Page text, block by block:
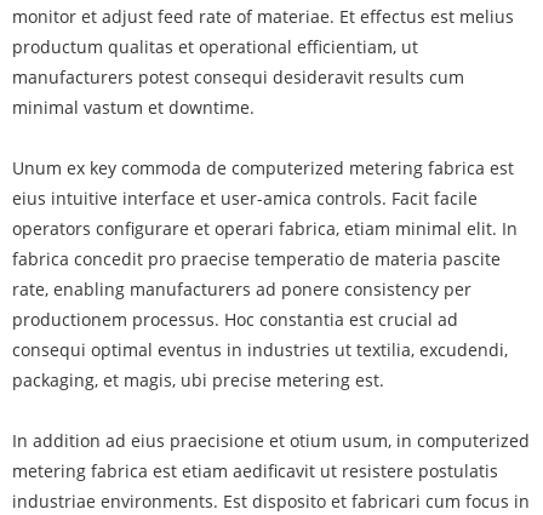
monitor et adjust feed rate of materiae. Et effectus est melius
productum qualitas et operational efficientiam, ut
manufacturers potest consequi desideravit results cum
minimal vastum et downtime.
Unum ex key commoda de computerized metering fabrica est
eius intuitive interface et user-amica controls. Facit facile
operators configurare et operari fabrica, etiam minimal elit. In
fabrica concedit pro praecise temperatio de materia pascite
rate, enabling manufacturers ad ponere consistency per
productionem processus. Hoc constantia est crucial ad
consequi optimal eventus in industries ut textilia, excudendi,
packaging, et magis, ubi precise metering est.
In addition ad eius praecisione et otium usum, in computerized
metering fabrica est etiam aedificavit ut resistere postulatis
industriae environments. Est disposito et fabricari cum focus in